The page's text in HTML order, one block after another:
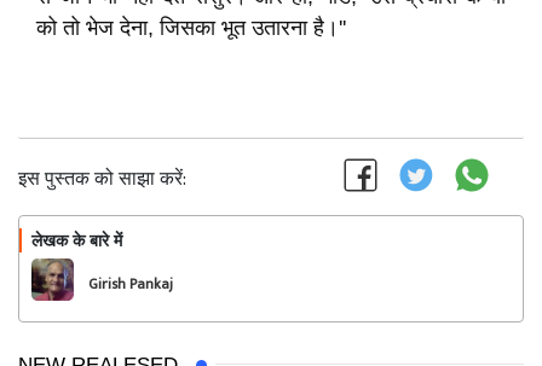
को तो भेज देना, जिसका भूत उतारना है।''
इस पुस्तक को साझा करें:
लेखक के बारे में
Girish Pankaj